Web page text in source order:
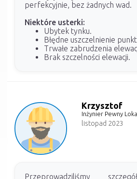
perfekcyjnie, bez żadnych wad.
Niektóre usterki:
Ubytek tynku.
Błędne uszczelnienie
Trwałe zabrudzenia
Brak szczelności elewacji.
Krzysztof
Inżynier Pewny
listopad 2023
Przeprowadziliśmy